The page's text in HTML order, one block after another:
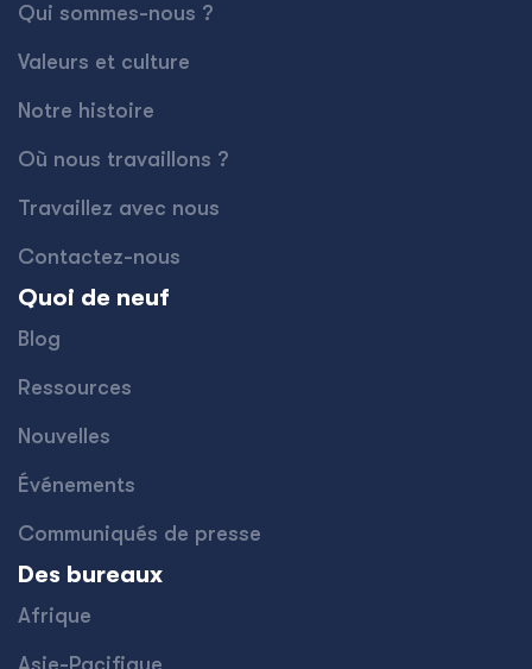
Qui sommes-nous ?
Valeurs et culture
Notre histoire
Où nous travaillons ?
Travaillez avec nous
Contactez-nous
Quoi de neuf
Blog
Ressources
Nouvelles
Événements
Communiqués de presse
Des bureaux
Afrique
Asie-Pacifique